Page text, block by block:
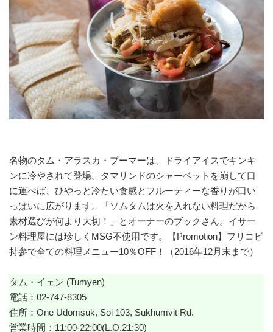
名物のタム・アラスカ・プーマーは、ドライアイスでキンキ
ンに冷やされて登場。タマリンドのシャーベットを崩して口
に運べば、ひやっと冷たい食感とフルーティーな香りが口い
っぱいに広がります。「ソムタムは火を入れない料理だから
素材選びが何より大切！」とオーナーのブックさん。イサー
ン料理屋には珍しくMSG不使用です。【Promotion】フリコピ
持参で全ての料理メニュー10％OFF！（2016年12月末まで）
タム・イェン (Tumyen)
電話：02-747-8305
住所：One Udomsuk, Soi 103, Sukhumvit Rd.
営業時間：11:00-22:00(L.O.21:30)